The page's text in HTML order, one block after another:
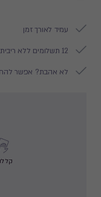
עמיד לאורך זמן
12 תשלומים ללא ריבית
לא אהבת? אפשר להחזיר
קל